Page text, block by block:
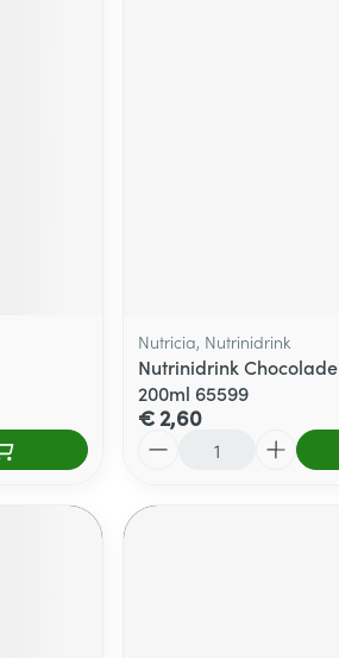
Nutricia, Nutrinidrink
Nutrinidrink Chocolade
200ml 65599
€ 2,60